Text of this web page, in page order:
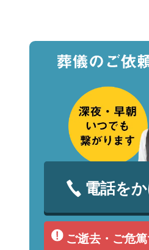
電話を
ご逝去・ご危篤